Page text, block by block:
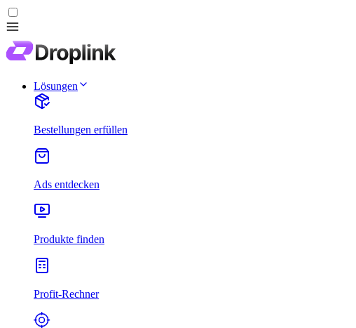
Lösungen
Bestellungen erfüllen
Ads entdecken
Produkte finden
Profit-Rechner